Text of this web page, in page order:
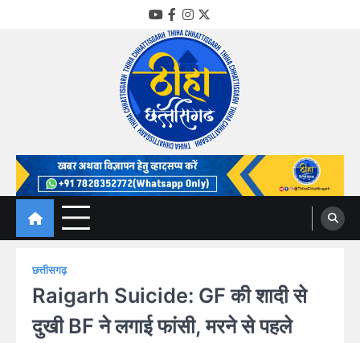
YouTube
Facebook
Instagram
Twitter
Thiha Chhattisgarh
गोठ जन-जन के
छत्तीसगढ़
Raigarh Suicide: GF की शादी से
दुखी BF ने लगाई फांसी, मरने से पहले